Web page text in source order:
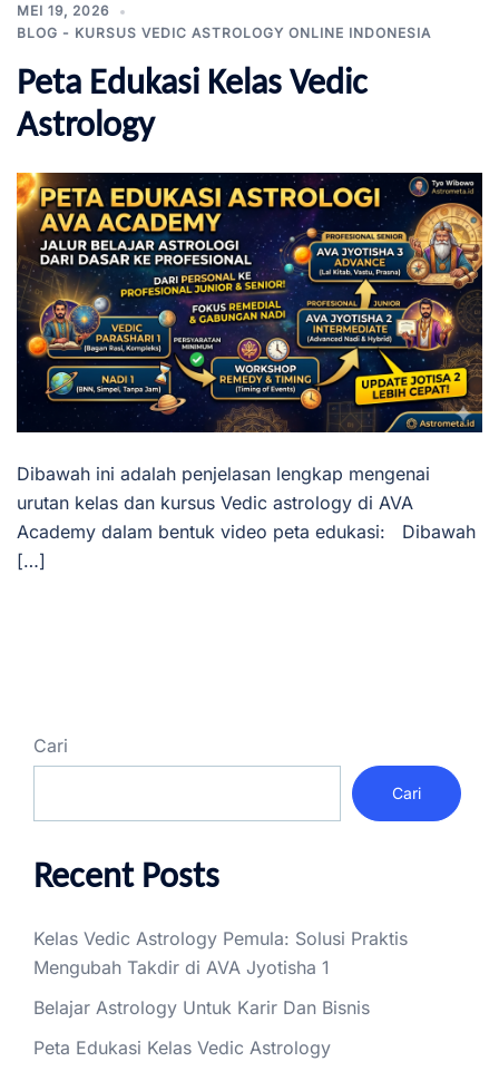
MEI 19, 2026
BLOG - KURSUS VEDIC ASTROLOGY ONLINE INDONESIA
Peta Edukasi Kelas Vedic
Astrology
Dibawah ini adalah penjelasan lengkap mengenai
urutan kelas dan kursus Vedic astrology di AVA
Academy dalam bentuk video peta edukasi: Dibawah
[…]
Cari
Cari
Recent Posts
Kelas Vedic Astrology Pemula: Solusi Praktis
Mengubah Takdir di AVA Jyotisha 1
Belajar Astrology Untuk Karir Dan Bisnis
Peta Edukasi Kelas Vedic Astrology